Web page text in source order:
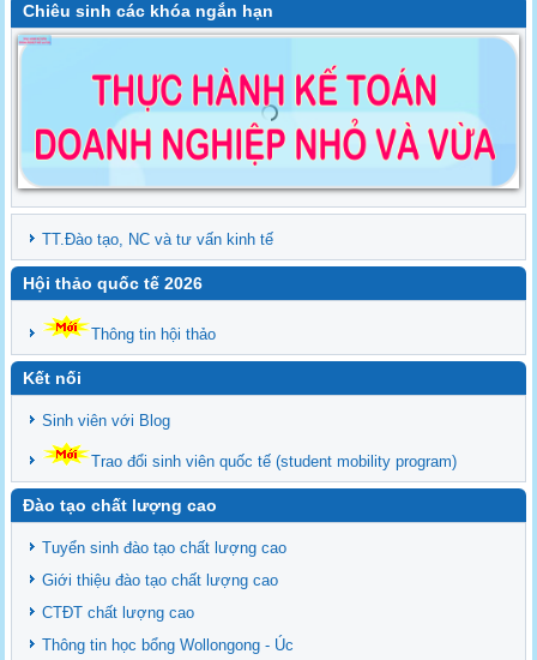
Chiêu sinh các khóa ngắn hạn
TT.Đào tạo, NC và tư vấn kinh tế
Hội thảo quốc tế 2026
Thông tin hội thảo
Kết nối
Sinh viên với Blog
Trao đổi sinh viên quốc tế (student mobility program)
Đào tạo chất lượng cao
Tuyển sinh đào tạo chất lượng cao
Giới thiệu đào tạo chất lượng cao
CTĐT chất lượng cao
Thông tin học bổng Wollongong - Úc